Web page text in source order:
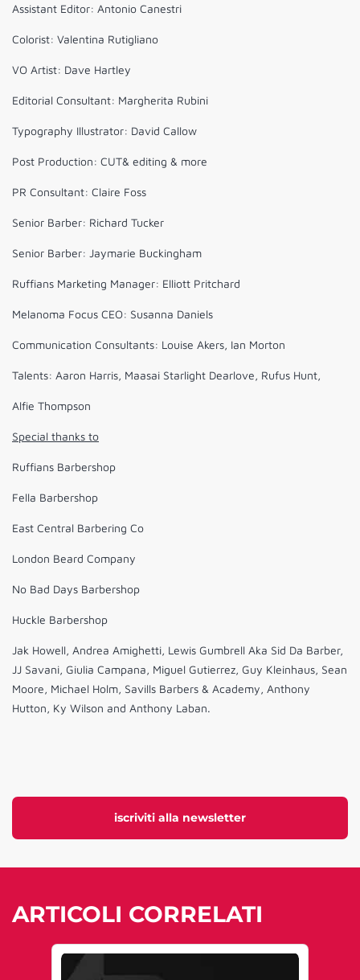
iscriviti alla newsletter
Assistant Editor: Antonio Canestri
Colorist: Valentina Rutigliano
VO Artist: Dave Hartley
Editorial Consultant: Margherita Rubini
Typography Illustrator: David Callow
Post Production: CUT& editing & more
PR Consultant: Claire Foss
Senior Barber: Richard Tucker
Senior Barber: Jaymarie Buckingham
Ruffians Marketing Manager: Elliott Pritchard
Melanoma Focus CEO: Susanna Daniels
Communication Consultants: Louise Akers, Ian Morton
Talents: Aaron Harris, Maasai Starlight Dearlove, Rufus Hunt,
Alfie Thompson
Special thanks to
Ruffians Barbershop
Fella Barbershop
East Central Barbering Co
London Beard Company
No Bad Days Barbershop
Huckle Barbershop
Jak Howell, Andrea Amighetti, Lewis Gumbrell Aka Sid Da Barber,
JJ Savani, Giulia Campana, Miguel Gutierrez, Guy Kleinhaus, Sean
Moore, Michael Holm, Savills Barbers & Academy, Anthony
Hutton, Ky Wilson and Anthony Laban.
ARTICOLI CORRELATI